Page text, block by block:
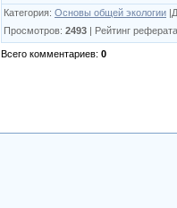
Категория: Основы общей экологии |
Просмотров: 2493 | Рейтинг
Всего комментариев: 0